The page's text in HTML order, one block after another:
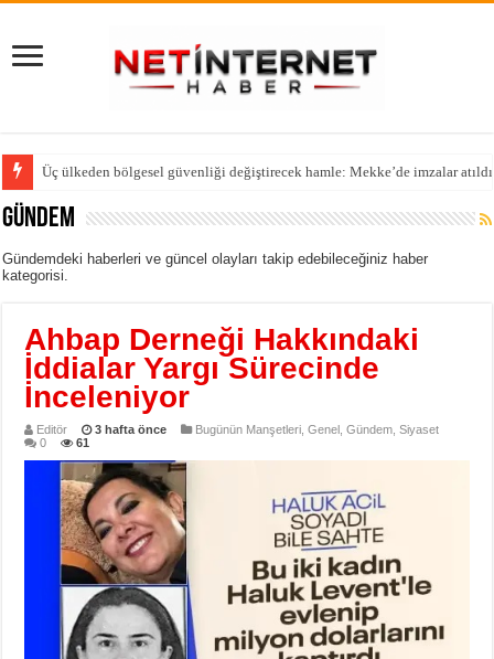
Yeni Parti’yi Birinci Çıkarmak İsterken Anketi Eksik Bıraktılar!
Gündem
Gündemdeki haberleri ve güncel olayları takip edebileceğiniz haber
kategorisi.
Ahbap Derneği Hakkındaki
İddialar Yargı Sürecinde
İnceleniyor
Editör 3 hafta önce Bugünün Manşetleri ,Genel ,Gündem ,Siyaset
0
61